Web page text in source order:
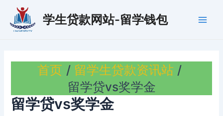
学生贷款网站-留学钱包
首页
留学生贷款资讯站
留学贷vs奖学金
留学贷vs奖学金